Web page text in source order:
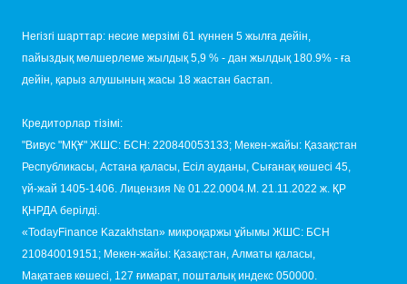
Негізгі шарттар: несие мерзімі 61 күннен 5 жылға дейін,
пайыздық мөлшерлеме жылдық 5,9 % - дан жылдық 180.9% - ға
дейін, қарыз алушының жасы 18 жастан бастап.
Кредиторлар тізімі:
"Вивус "МҚҰ" ЖШС: БСН: 220840053133; Мекен-жайы: Қазақстан
Республикасы, Астана қаласы, Есіл ауданы, Сығанақ көшесі 45,
үй-жай 1405-1406. Лицензия № 01.22.0004.M. 21.11.2022 ж. ҚР
ҚНРДА берілді.
«TodayFinance Kazakhstan» микроқаржы ұйымы ЖШС: БСН
210840019151; Мекен-жайы: Қазақстан, Алматы қаласы,
Мақатаев көшесі, 127 ғимарат, пошталық индекс 050000.